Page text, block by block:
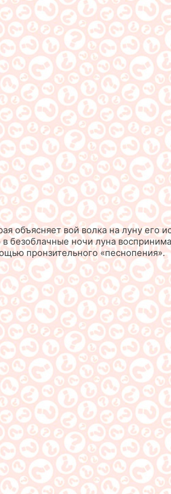
объясняет вой волка на луну его
безоблачные ночи луна
пронзительного «песнопения».